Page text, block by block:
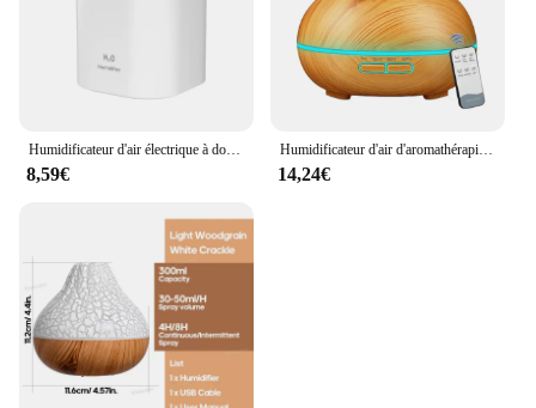
Humidificateur d'air électrique à double pulvérisation, diffuseur d'huiles essentielles, diffuseur d'arômes à ultrasons, supporter ficateur d'air, 2000ml
8,59€
Humidificateur d'air d'aromathérapie avec télécommande ultrasonique, diffuseur d'huiles essentielles, bois Mars, 7 lumières de documents, maison et chambre, 500ml
14,24€